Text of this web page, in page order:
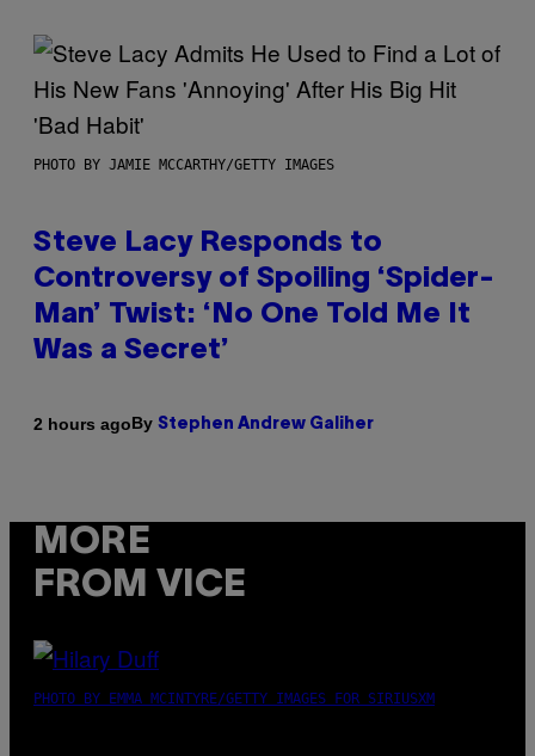
PHOTO BY JAMIE MCCARTHY/GETTY IMAGES
Steve Lacy Responds to
Controversy of Spoiling ‘Spider-
Man’ Twist: ‘No One Told Me It
Was a Secret’
2 hours agoBy Stephen Andrew Galiher
MORE
FROM VICE
PHOTO BY EMMA MCINTYRE/GETTY IMAGES FOR SIRIUSXM